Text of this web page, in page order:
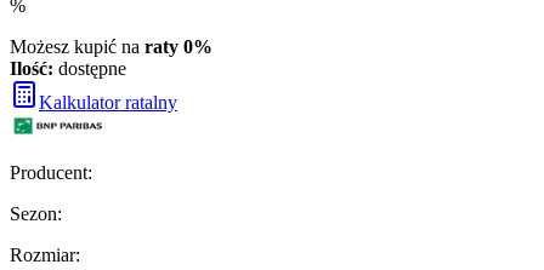
%
Możesz kupić na raty 0%
Ilość: dostępne
Kalkulator ratalny
Producent:
Sezon:
Rozmiar: